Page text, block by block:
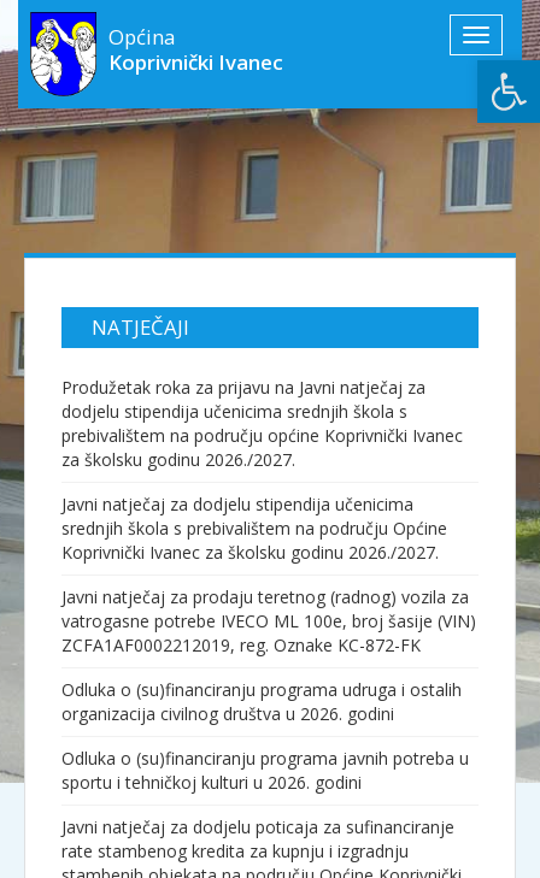
Toggle
Općina
Koprivnički Ivanec
NATJEČAJI
Produžetak roka za prijavu na Javni natječaj za
dodjelu stipendija učenicima srednjih škola s
prebivalištem na području općine Koprivnički Ivanec
za školsku godinu 2026./2027.
Javni natječaj za dodjelu stipendija učenicima
srednjih škola s prebivalištem na području Općine
Koprivnički Ivanec za školsku godinu 2026./2027.
Javni natječaj za prodaju teretnog (radnog) vozila za
vatrogasne potrebe IVECO ML 100e, broj šasije (VIN)
ZCFA1AF0002212019, reg. Oznake KC-872-FK
Odluka o (su)financiranju programa udruga i ostalih
organizacija civilnog društva u 2026. godini
Odluka o (su)financiranju programa javnih potreba u
sportu i tehničkoj kulturi u 2026. godini
Javni natječaj za dodjelu poticaja za sufinanciranje
rate stambenog kredita za kupnju i izgradnju